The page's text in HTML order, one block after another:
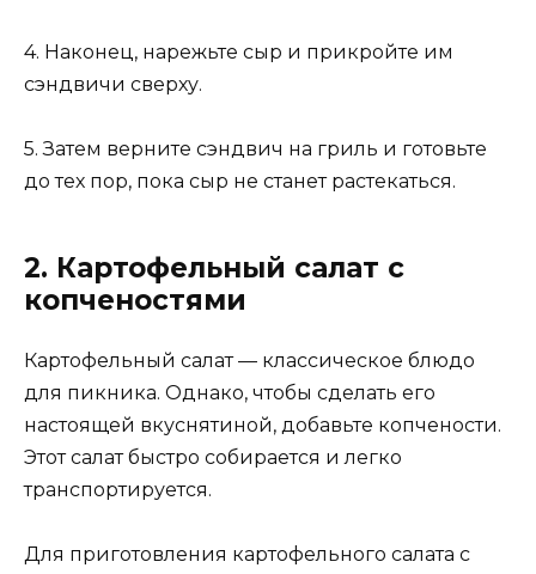
4. Наконец, нарежьте сыр и прикройте им
сэндвичи сверху.
5. Затем верните сэндвич на гриль и готовьте
до тех пор, пока сыр не станет растекаться.
2. Картофельный салат с
копченостями
Картофельный салат — классическое блюдо
для пикника. Однако, чтобы сделать его
настоящей вкуснятиной, добавьте копчености.
Этот салат быстро собирается и легко
транспортируется.
Для приготовления картофельного салата с